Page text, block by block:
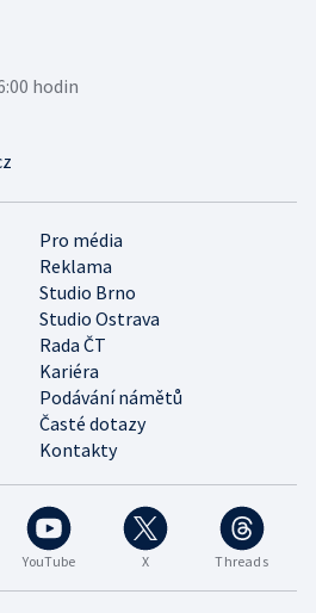
YouTube X Threads
Pro média
Reklama
Studio Brno
Studio Ostrava
Rada ČT
Kariéra
Podávání námětů
Časté dotazy
Kontakty
hodin